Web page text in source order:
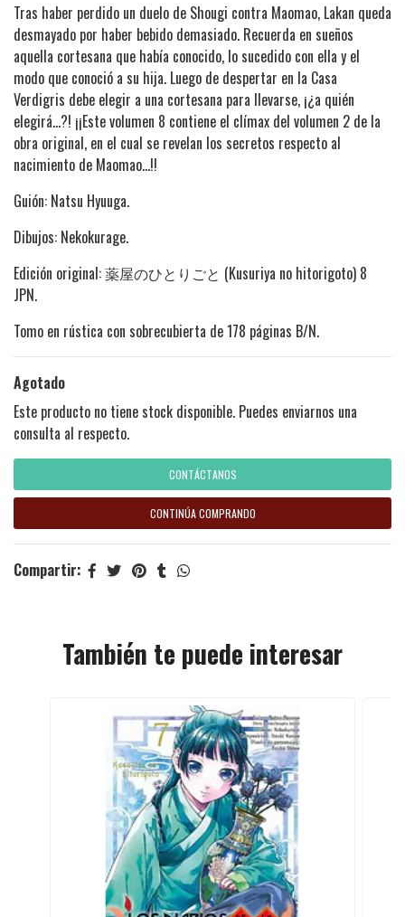
Tras haber perdido un duelo de Shougi contra Maomao, Lakan queda
desmayado por haber bebido demasiado. Recuerda en sueños
aquella cortesana que había conocido, lo sucedido con ella y el
modo que conoció a su hija. Luego de despertar en la Casa
Verdigris debe elegir a una cortesana para llevarse, ¡¿a quién
elegirá…?! ¡¡Este volumen 8 contiene el clímax del volumen 2 de la
obra original, en el cual se revelan los secretos respecto al
nacimiento de Maomao…!!
Guión: Natsu Hyuuga.
Dibujos: Nekokurage.
Edición original: 薬屋のひとりごと (Kusuriya no hitorigoto) 8
JPN.
Tomo en rústica con sobrecubierta de 178 páginas B/N.
Agotado
Este producto no tiene stock disponible. Puedes enviarnos una
consulta al respecto.
CONTÁCTANOS
CONTINÚA COMPRANDO
Compartir:
También te puede interesar